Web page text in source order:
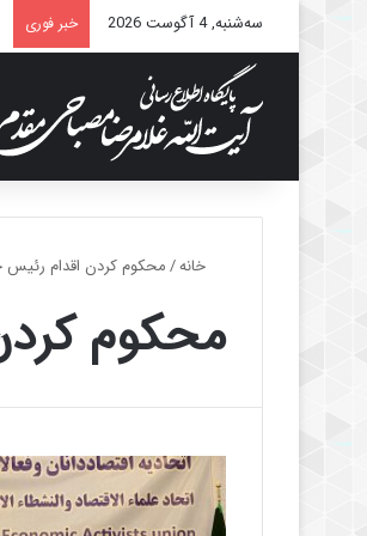
سه‌شنبه, 4 آگوست 2026 خبر فوری
خانه/محکوم کردن اقدام رئیس
محکوم